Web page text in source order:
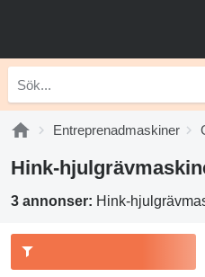
Entreprenadmaskiner
Hink-
3 annonser: Hink-